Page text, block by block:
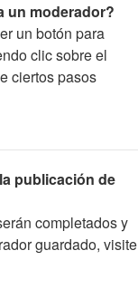
un moderador?
un botón para
clic sobre el
ciertos pasos
publicación de
completados y
guardado, visite